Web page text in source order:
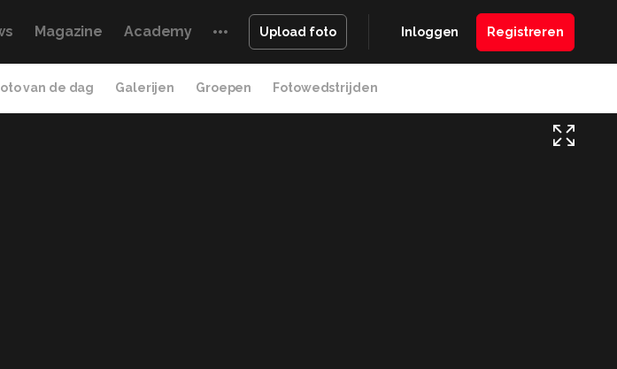
Magazine Academy Upload foto Inloggen Registreren
van de dag Galerijen Groepen Fotowedstrijden